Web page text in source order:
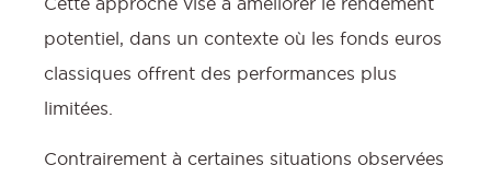
potentiel, dans un contexte où les fonds euros
classiques offrent des performances plus
limitées.
Contrairement à certaines situations observées